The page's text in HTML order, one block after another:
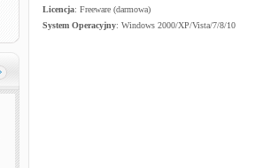
Licencja: Freeware (darmowa)
System Operacyjny: Windows 2000/XP/Vista/7/8/10